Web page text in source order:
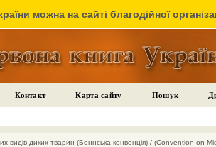
можна на сайті благодійної
Контакт Карта сайту Пошук
видів диких тварин (Боннська конвенція) / (Convention on